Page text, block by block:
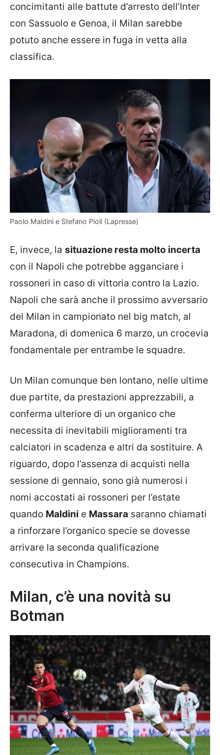
concimitanti alle battute d’arresto dell’Inter
con Sassuolo e Genoa, il Milan sarebbe
potuto anche essere in fuga in vetta alla
classifica.
Paolo Maldini e Stefano Pioli (Lapresse)
E, invece, la situazione resta molto incerta
con il Napoli che potrebbe agganciare i
rossoneri in caso di vittoria contro la Lazio.
Napoli che sarà anche il prossimo avversario
del Milan in campionato nel big match, al
Maradona, di domenica 6 marzo, un crocevia
fondamentale per entrambe le squadre.
Un Milan comunque ben lontano, nelle ultime
due partite, da prestazioni apprezzabili, a
conferma ulteriore di un organico che
necessita di inevitabili miglioramenti tra
calciatori in scadenza e altri da sostituire. A
riguardo, dopo l’assenza di acquisti nella
sessione di gennaio, sono già numerosi i
nomi accostati ai rossoneri per l’estate
quando Maldini e Massara saranno chiamati
a rinforzare l’organico specie se dovesse
arrivare la seconda qualificazione
consecutiva in Champions.
Milan, c’è una novità su
Botman